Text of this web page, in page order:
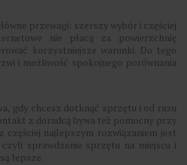
przewagi: szerszy wybór i częściej
nie płacą za powierzchnię
korzystniejsze warunki. Do tego
i możliwość spokojnego porównania
gdy chcesz dotknąć sprzętu i od razu
z doradcą bywa też pomocny przy
częściej najlepszym rozwiązaniem jest
czyli sprawdzenie sprzętu na miejscu i
lepsze.